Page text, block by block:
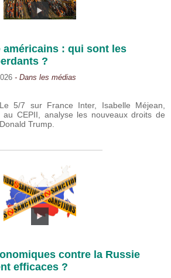
américains : qui sont les
?
- Dans les médias
5/7 sur France Inter, Isabelle Méjean,
au CEPII, analyse les nouveaux droits de
Trump.
contre la Russie
efficaces ?